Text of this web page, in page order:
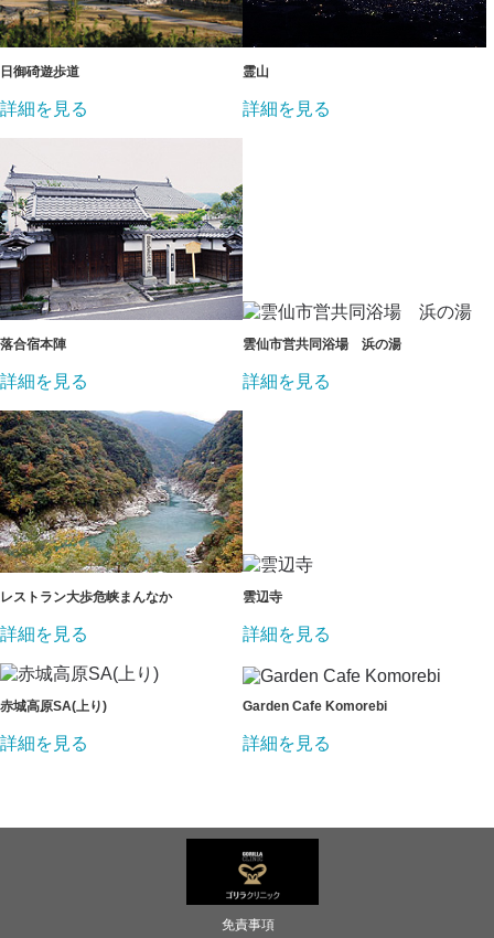
日御碕遊歩道
詳細を見る
霊山
詳細を見る
落合宿本陣
詳細を見る
雲仙市営共同浴場 浜の湯
詳細を見る
レストラン大歩危峡まんなか
詳細を見る
雲辺寺
詳細を見る
赤城高原SA(上り)
詳細を見る
Garden Cafe Komorebi
詳細を見る
免責事項